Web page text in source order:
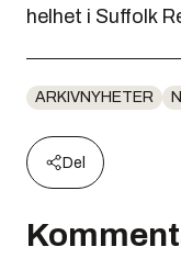
helhet i Suffolk
ARKIVNYHETER
Del